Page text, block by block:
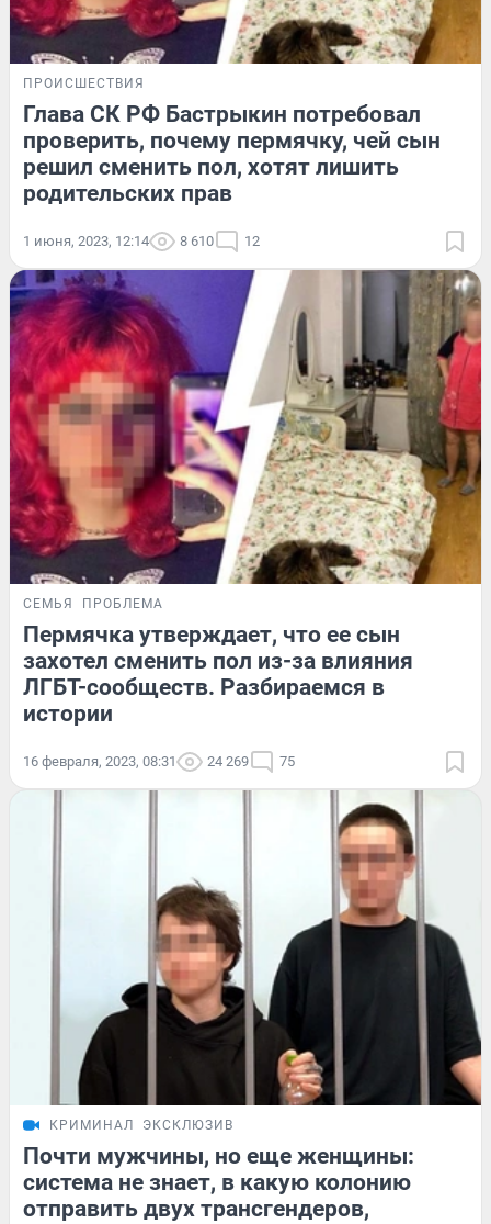
ПРОИСШЕСТВИЯ
Глава СК РФ Бастрыкин потребовал
проверить, почему пермячку, чей сын
решил сменить пол, хотят лишить
родительских прав
1 июня, 2023, 12:14 8 610 12
СЕМЬЯ ПРОБЛЕМА
Пермячка утверждает, что ее сын
захотел сменить пол из-за влияния
ЛГБТ-сообществ. Разбираемся в
истории
16 февраля, 2023, 08:31 24 269 75
КРИМИНАЛ ЭКСКЛЮЗИВ
Почти мужчины, но еще женщины:
система не знает, в какую колонию
отправить двух трансгендеров,